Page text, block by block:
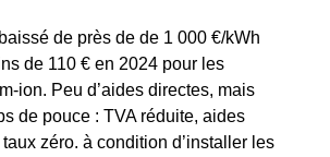
de près de de 1 000 €/kWh
de 110 € en 2024 pour les
ion. Peu d’aides directes, mais
de pouce : TVA réduite, aides
taux zéro. à condition d’installer les